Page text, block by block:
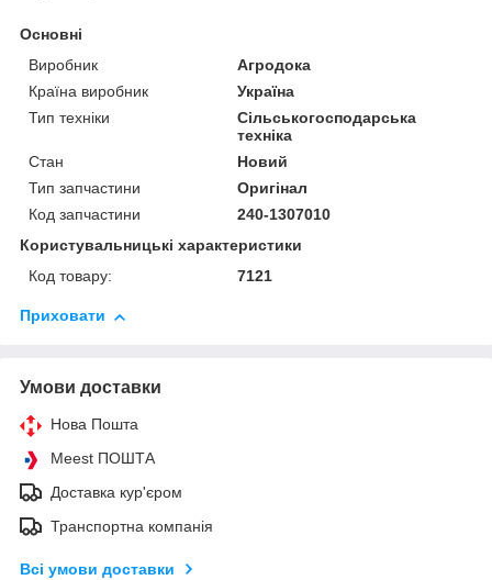
Основні
Виробник
Агродока
Країна виробник
Україна
Тип техніки
Сільськогосподарська
техніка
Стан
Новий
Тип запчастини
Оригінал
Код запчастини
240-1307010
Користувальницькі характеристики
Код товару:
7121
Приховати
Умови доставки
Нова Пошта
Meest ПОШТА
Доставка кур'єром
Транспортна компанія
Всі умови доставки